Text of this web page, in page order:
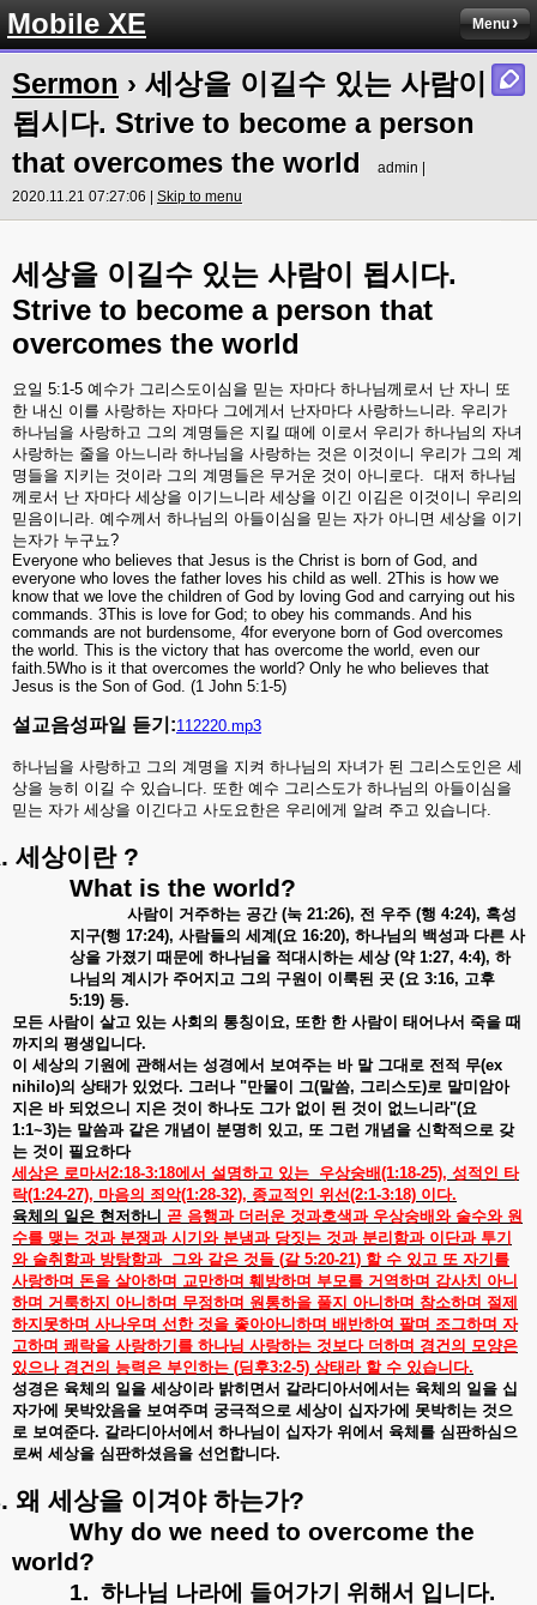
Mobile XE Menu
Sermon › 세상을 이길수 있는 사람이
됩시다. Strive to become a person
that overcomes the world
admin |
2020.11.21 07:27:06 | Skip to menu
세상을 이길수 있는 사람이 됩시다.
Strive to become a person that
overcomes the world
요일 5:1-5 예수가 그리스도이심을 믿는 자마다 하나님께로서 난 자니 또
한 내신 이를 사랑하는 자마다 그에게서 난자마다 사랑하느니라. 우리가
하나님을 사랑하고 그의 계명들은 지킬 때에 이로서 우리가 하나님의 자녀
사랑하는 줄을 아느니라 하나님을 사랑하는 것은 이것이니 우리가 그의 계
명들을 지키는 것이라 그의 계명들은 무거운 것이 아니로다. 대저 하나님
께로서 난 자마다 세상을 이기느니라 세상을 이긴 이김은 이것이니 우리의
믿음이니라. 예수께서 하나님의 아들이심을 믿는 자가 아니면 세상을 이기
는자가 누구뇨?
Everyone who believes that Jesus is the Christ is born of God, and
everyone who loves the father loves his child as well. 2This is how we
know that we love the children of God by loving God and carrying out his
commands. 3This is love for God; to obey his commands. And his
commands are not burdensome, 4for everyone born of God overcomes
the world. This is the victory that has overcome the world, even our
faith.5Who is it that overcomes the world? Only he who believes that
Jesus is the Son of God. (1 John 5:1-5)
설교음성파일 듣기:112220.mp3
하나님을 사랑하고 그의 계명을 지켜 하나님의 자녀가 된 그리스도인은 세
상을 능히 이길 수 있습니다. 또한 예수 그리스도가 하나님의 아들이심을
믿는 자가 세상을 이긴다고 사도요한은 우리에게 알려 주고 있습니다.
세상이란?
What is the world?
사람이 거주하는 공간(눅 21:26), 전 우주 (행 4:24), 혹성
지구(행 17:24), 사람들의 세계 (요 16:20), 하나님의 백성과 다른 사
상을 가졌기 때문에 하나님을 적대시하는 세상(약1:27, 4:4), 하
나님의 계시가 주어지고 그의 구원이 이룩된 곳 (요 3:16, 고후
5:19) 등.
모든 사람이 살고 있는 사회의 통칭이요, 또한 한 사람이 태어나서 죽을 때
까지의 평생입니다.
이 세상의 기원에 관해서는 성경에서 보여주는 바 말 그대로 전적 무(ex
nihilo)의 상태가 있었다. 그러나"만물이 그(말씀, 그리스도)로 말미암아
지은 바 되었으니 지은 것이 하나도 그가 없이 된 것이 없느니라"(요
1:1~3)는 말씀과 같은 개념이 분명히 있고, 또 그런 개념을 신학적으로 갖
는 것이
필요하다
세상은 로마서 2:18-3:18에서 설명하고 있는 우상숭배(1:18-25), 성적인 타
락(1:24-27), 마음의 죄악(1:28-32), 종교적인 위선(2:1-3:18) 이다.
육체의 일은 현저하니 곧 음행과 더러운 것과호색과 우상숭배와 술수와 원
수를 맺는 것과 분쟁과 시기와 분냄과 당짓는 것과 분리함과 이단과 투기
와 술취함과 방탕함과 그와 같은 것들 (갈 5:20-21) 할 수 있고 또 자기를
사랑하며 돈을 살아하며 교만하며 훼방하며 부모를 거역하며 감사치 아니
하며 거룩하지 아니하며 무정하며 원통하을 풀지 아니하며 참소하며 절제
하지못하며 사나우며 선한 것을 좋아아니하며 배반하여 팔며 조그하며 자
고하며 쾌락을 사랑하기를 하나님 사랑하는 것보다 더하며 경건의 모양은
있으나 경건의 능력은 부인하는 (딤후3:2-5) 상태라 할 수 있습니다.
성경은 육체의 일을 세상이라 밝히면서 갈라디아서에서는 육체의 일을 십
자가에 못박았음을 보여주며 궁극적으로 세상이 십자가에 못박히는 것으
로 보여준다. 갈라디아서에서 하나님이 십자가 위에서 육체를 심판하심으
로써 세상을 심판하셨음을 선언합니다.
왜 세상을 이겨야 하는가?
Why do we need to overcome the
world?
1. 하나님 나라에 들어가기 위해서 입니다.